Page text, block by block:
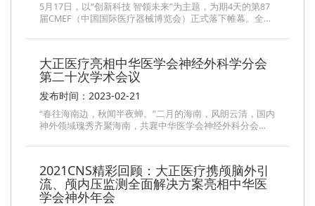
5月17日，以“创新科技 智领未来”为主题，为期4天的第87
届CMEF（中国国际医疗器械博览会）正式落下帷幕。全…
大正医疗亮相中华医学会神经外科学分会
第二十次学术会议
发布时间：2023-02-21
“春往海南边，秋闻半夜蝉。”二月的海南，风朗云清，国内
神外领域瑰秀齐聚海南，共襄中华医学会神经外科分会…
2021CNS精彩回顾：大正医疗携颅脑外引
流、颅内压监测全面解决方案亮相中华医
学会神外年会